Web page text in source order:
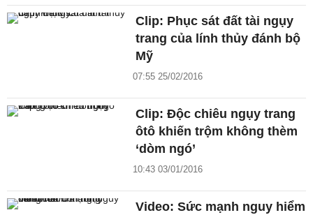
Clip: Phục sát đất tài ngụy
trang của lính thủy đánh bộ
Mỹ
07:55 25/02/2016
Clip: Độc chiêu ngụy trang
ôtô khiến trộm không thèm
‘dòm ngó’
10:43 03/01/2016
Video: Sức mạnh nguy hiểm